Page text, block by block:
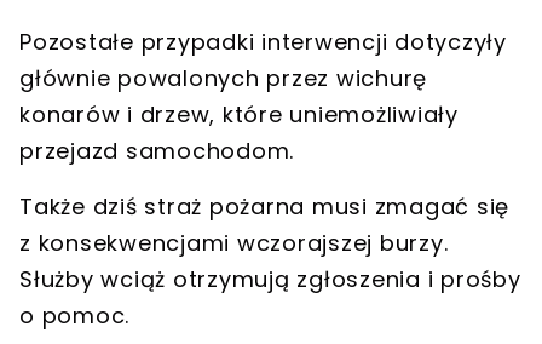
Pozostałe przypadki interwencji dotyczyły
głównie powalonych przez wichurę
konarów i drzew, które uniemożliwiały
przejazd samochodom.
Także dziś straż pożarna musi zmagać się
z konsekwencjami wczorajszej burzy.
Służby wciąż otrzymują zgłoszenia i prośby
o pomoc.